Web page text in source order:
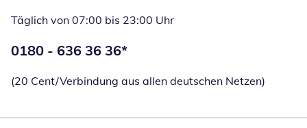
Täglich von 07:00 bis 23:00 Uhr
Telefonnummer:
0180 - 636 36 36*
(20 Cent/Verbindung aus allen deutschen Netzen)